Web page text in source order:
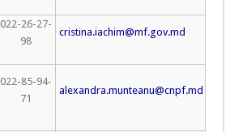
022-26-27-
98
cristina.iachim@mf.gov.md
022-85-94-
71
alexandra.munteanu@cnpf.md